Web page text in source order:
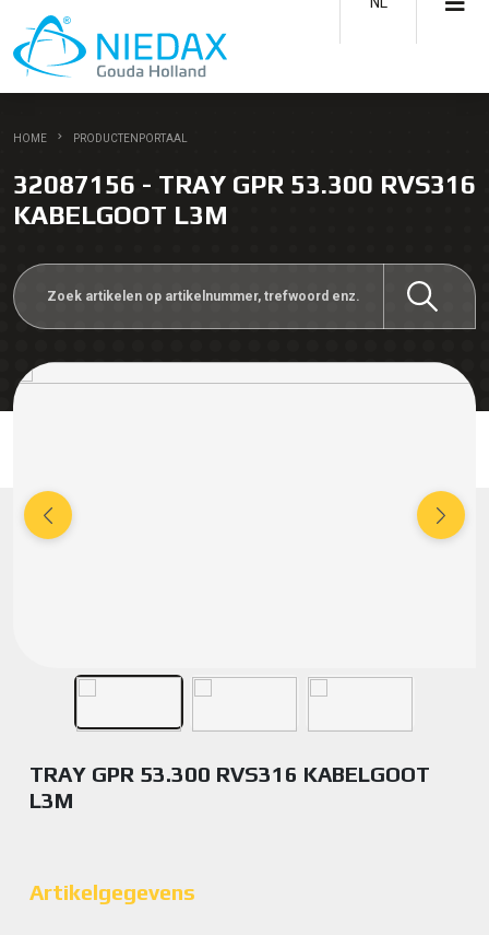
HOME PRODUCTENPORTAAL
32087156 - TRAY GPR 53.300 RVS316
KABELGOOT L3M
TRAY GPR 53.300 RVS316 KABELGOOT
L3M
Artikelgegevens